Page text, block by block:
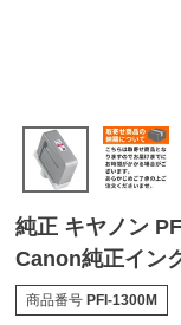
純正 キヤノン
Canon純正イン
商品番号 PFI-1300M